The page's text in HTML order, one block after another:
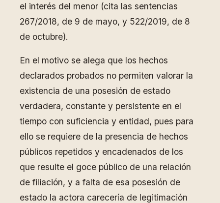
el interés del menor (cita las sentencias
267/2018, de 9 de mayo, y 522/2019, de 8
de octubre).
En el motivo se alega que los hechos
declarados probados no permiten valorar la
existencia de una posesión de estado
verdadera, constante y persistente en el
tiempo con suficiencia y entidad, pues para
ello se requiere de la presencia de hechos
públicos repetidos y encadenados de los
que resulte el goce público de una relación
de filiación, y a falta de esa posesión de
estado la actora carecería de legitimación